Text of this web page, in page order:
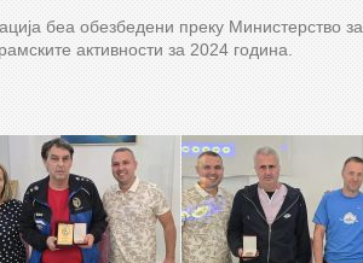
беа обезбедени преку Министерство за
активности за 2024 година.